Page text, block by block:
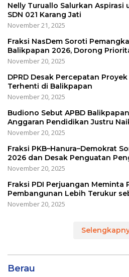
Nelly Turuallo Salurkan Aspirasi
SDN 021 Karang Jati
November 21, 2025
Fraksi NasDem Soroti
Balikpapan 2026, Dorong
November 20, 2025
DPRD Desak Percepatan
Terhenti di Balikpapan
November 20, 2025
Budiono Sebut APBD
Anggaran Pendidikan Justru
November 20, 2025
Fraksi PKB–Hanura–Demokrat
2026 dan Desak Penguatan
November 20, 2025
Fraksi PDI Perjuangan Meminta
Pembangunan Lebih Terukur
November 20, 2025
Berau